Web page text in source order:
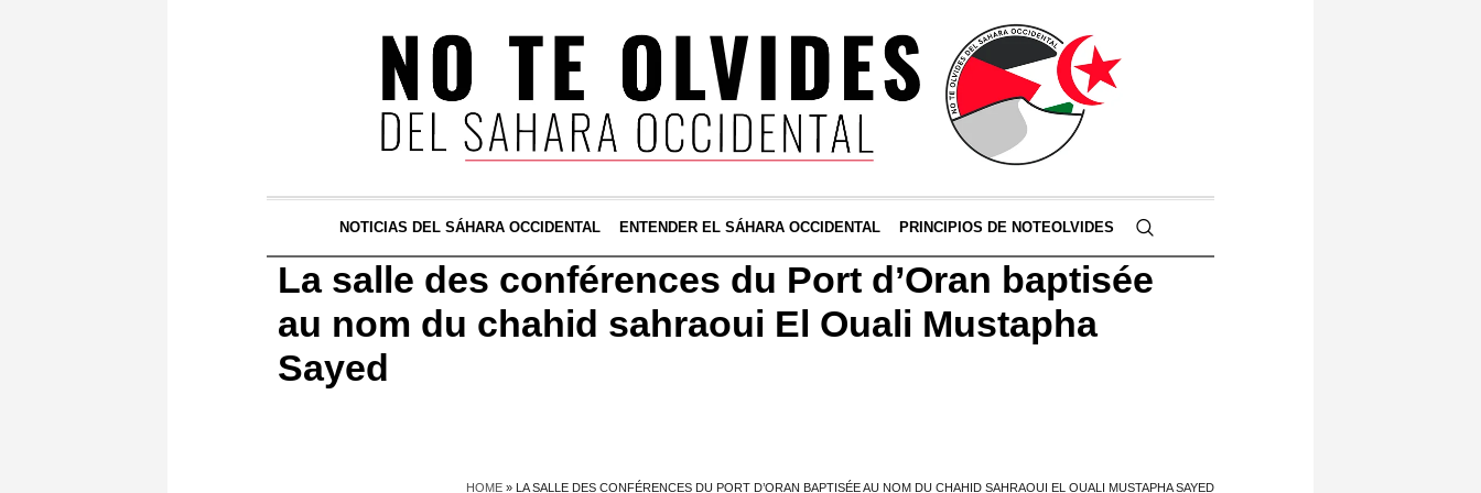
NOTICIAS DEL SÁHARA OCCIDENTAL ENTENDER EL SÁHARA OCCIDENTAL PRINCIPIOS DE NOTEOLVIDES
La salle des conférences du Port d’Oran baptisée
au nom du chahid sahraoui El Ouali Mustapha
Sayed
HOME » LA SALLE DES CONFÉRENCES DU PORT D’ORAN BAPTISÉE AU NOM DU CHAHID SAHRAOUI EL OUALI MUSTAPHA SAYED